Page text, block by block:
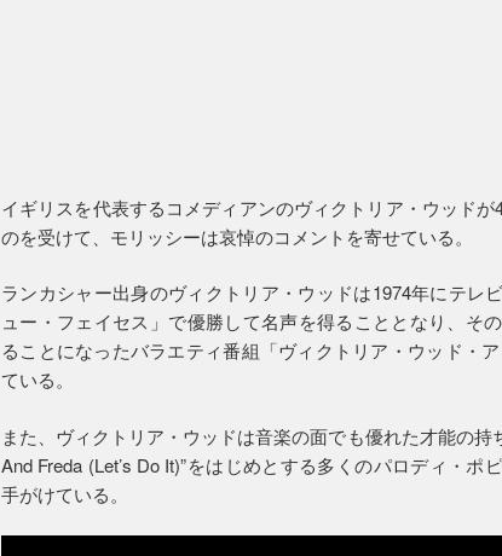
イギリスを代表するコメディアンのヴィクトリア・ウッド
のを受けて、モリッシーは哀悼のコメントを寄せている。
ランカシャー出身のヴィクトリア・ウッドは1974年にテレ
ュー・フェイセス」で優勝して名声を得ることとなり、そ
ることになったバラエティ番組「ヴィクトリア・ウッド・
ている。
また、ヴィクトリア・ウッドは音楽の面でも優れた才能の持
And Freda (Let’s Do It)”をはじめとする多くのパロディ・ポ
手がけている。